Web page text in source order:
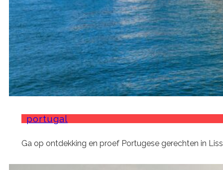
portugal
Ga op ontdekking en proef Portugese gerechten in